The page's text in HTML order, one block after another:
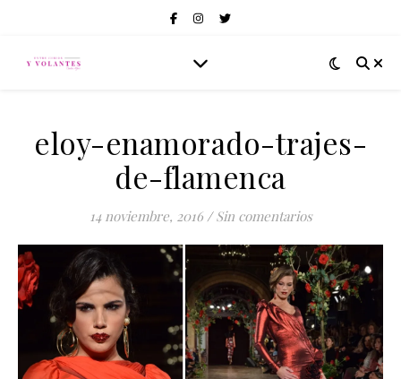
eloy-enamorado-trajes-
de-flamenca
14 noviembre, 2016 / Sin comentarios